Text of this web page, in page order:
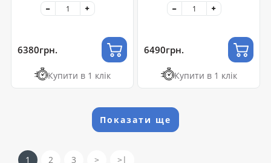
6380грн.
Купити в 1 клік
6490грн.
Купити в 1 клік
Показати ще
1 2 3 > >|